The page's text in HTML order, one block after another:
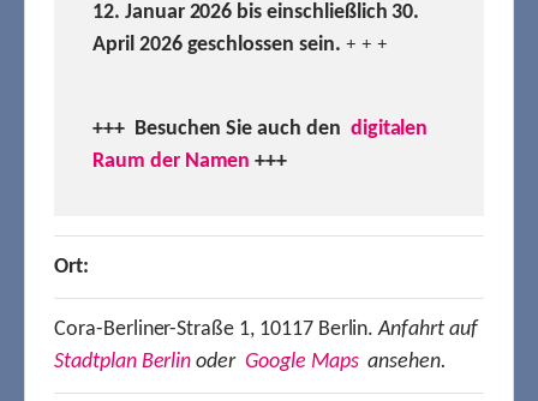
12. Januar 2026 bis einschließlich 30.
April 2026 geschlossen sein. + + +
+++ Besuchen Sie auch den digitalen
Raum der Namen +++
Ort:
Cora-Berliner-Straße 1, 10117 Berlin.Anfahrt auf
Stadtplan Berlin oder Google Mapsansehen.